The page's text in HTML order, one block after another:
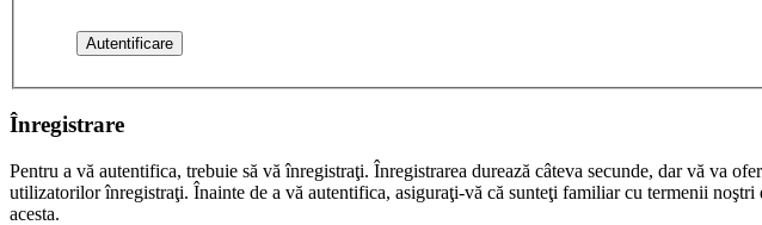
Înregistrare
Pentru a vă autentifica, trebuie să vă înregistraţi. Înregistrarea durează câteva secunde, dar vă va
utilizatorilor înregistraţi. Înainte de a vă autentifica, asiguraţi-vă că sunteţi familiar cu termenii
acesta.